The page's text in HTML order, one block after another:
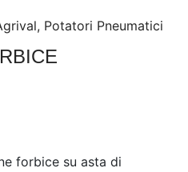
, Potatori Pneumatici
forbice su asta di